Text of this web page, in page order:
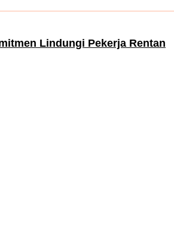
Lindungi Pekerja Rentan